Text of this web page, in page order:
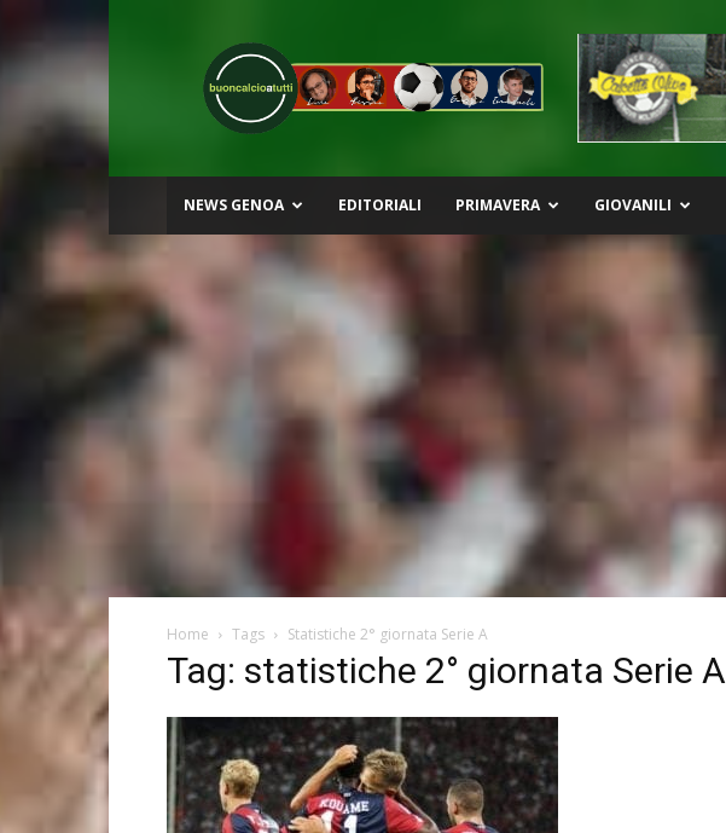
Buon
Calcio
a
Tutti
NEWS GENOA EDITORIALI PRIMAVERA GIOVANILI
Home Tags Statistiche 2° giornata Serie A
Tag: statistiche 2° giornata Serie A